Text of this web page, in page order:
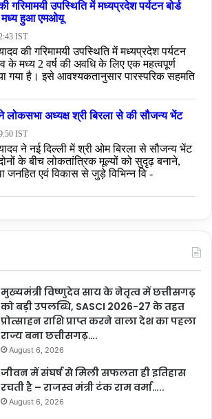
मुख्यमंत्री विष्णुदेव साय के नेतृत्व में छत्तीसगढ़
को बड़ी उपलब्धि, SASCI 2026-27 के तहत
प्रोत्साहन राशि प्राप्त करने वाला देश का पहला
राज्य बना छत्तीसगढ़….
August 6, 2026
जीवन में संघर्ष से मिली सफलता ही इतिहास
रचती है – राजस्व मंत्री टंक राम वर्मा…..
August 6, 2026